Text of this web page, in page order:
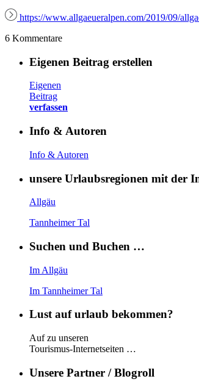
https://www.allgaeueralpen.com/2019/09/
6 Kommentare
Eigenen Beitrag erstellen
Eigenen
Beitrag
verfassen
Info & Autoren
Info & Autoren
unsere Urlaubsregionen mit der
Allgäu
Tannheimer Tal
Suchen und Buchen …
Im Allgäu
Im Tannheimer Tal
Lust auf urlaub bekommen?
Auf zu unseren
Tourismus-Internetseiten …
Unsere Partner / Blogroll